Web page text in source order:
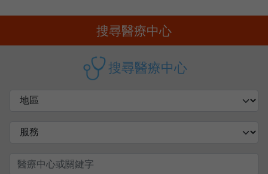
搜尋醫療中心
搜尋醫療中心